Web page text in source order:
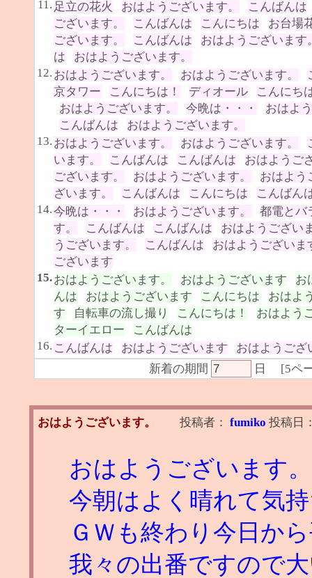
11. 足立の花火 おはようございます。
こんばんは
ございます。
こんばんは こんにちは
お台場
ございます。
こんばんは
おはようございます
は
おはようございます。
12. おはようございます。 おはようございます。
京タワー
こんにちは！ ディオール
こんにち
おはようございます。
今晩は・・・
おはよ
こんばんは
おはようございます。
13. おはようございます。 おはようございます。
います。
こんばんは こんばんは
おはようご
ございます。
おはようございます。
おはよう
ざいます。
こんばんは こんにちは
こんばん
14.今晩は・・・ おはようございます。
都電とバ
す。
こんばんは こんばんは
おはようござい
うございます。
こんばんは
おはようございま
ございます
15.おはようございます。 おはようございます
お
んは
おはようございます こんにちは
おはよ
す
自転車の流し撮り こんにちは！
おはよう
ターイエロー
こんばんは
16. こんばんは おはようございます
おはようござ
新着の期間
日 [5ペ
おはようございます。 投稿者： fumiko 投稿日
おはようございます。
今朝はよく晴れて気
ＧＷも終わり今日か
我々の出番ですので